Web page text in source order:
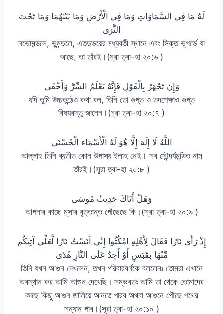
لَهُ مَا فِي السَّمَاوَاتِ وَمَا فِي الْأَرْضِ وَمَا بَيْنَهُمَا وَمَا تَحْتَ
الثَّرَى
নভোমন্ডলে, ভুমন্ডলে, এতদুভয়ের মধ্যবর্তী স্থানে এবং সিক্ত ভূগর্ভে যা
আছে, তা তাঁরই।(সূরা ত্বা-হা ২০:৬ )
وَإِن تَجْهَرْ بِالْقَوْلِ فَإِنَّهُ يَعْلَمُ السِّرَّ وَأَخْفَى
যদি তুমি উচ্চকন্ঠেও কথা বল, তিনি তো গুপ্ত ও তদপেক্ষাও গুপ্ত
বিষয়বস্তু জানেন।(সূরা ত্বা-হা ২০:৭ )
اللَّهُ لَا إِلَهَ إِلَّا هُوَ لَهُ الْأَسْمَاء الْحُسْنَى
আল্লাহ তিনি ব্যতীত কোন উপাস্য ইলাহ নেই। সব সৌন্দর্যমন্ডিত নাম
তাঁরই।(সূরা ত্বা-হা ২০:৮ )
وَهَلْ أَتَاكَ حَدِيثُ مُوسَى
আপনার কাছে মূসার বৃত্তান্ত পৌঁছেছে কি।(সূরা ত্বা-হা ২০:৯ )
إِذْ رَأَى نَارًا فَقَالَ لِأَهْلِهِ امْكُثُوا إِنِّي آنَسْتُ نَارًا لَّعَلِّي آتِيكُم
مِّنْهَا بِقَبَسٍ أَوْ أَجِدُ عَلَى النَّارِ هُدًى
তিনি যখন আগুন দেখলেন, তখন পরিবারবর্গকে বললেনঃ তোমরা এখানে
অবস্থান কর আমি আগুন দেখেছি। সম্ভবতঃ আমি তা থেকে তোমাদের
কাছে কিছু আগুন জালিয়ে আনতে পারব অথবা আগুনে পৌছে পথের
সন্ধান পাব।(সূরা ত্বা-হা ২০:১০ )